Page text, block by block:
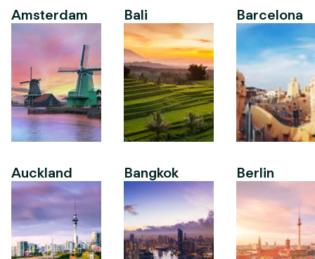
Amsterdam
Auckland
Bali
Bangkok
Barcelona
Berlin